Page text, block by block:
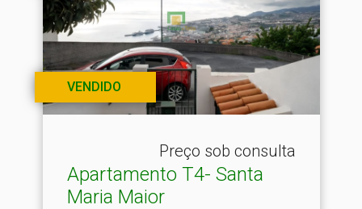
VENDIDO
Preço sob consulta
Apartamento T4- Santa
Maria Maior